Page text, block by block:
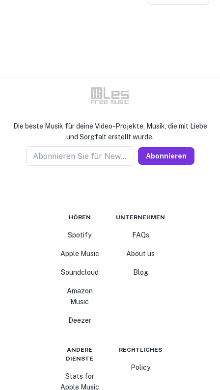
Die beste Musik für deine Video-Projekte. Musik, die mit Liebe
und Sorgfalt erstellt wurde.
Abonnieren Sie für Newseller Abonnieren
HÖREN
Spotify
Apple Music
Soundcloud
Amazon
Music
Deezer
UNTERNEHMEN
FAQs
About us
Blog
ANDERE
DIENSTE
Stats for
Apple Music
RECHTLICHES
Policy